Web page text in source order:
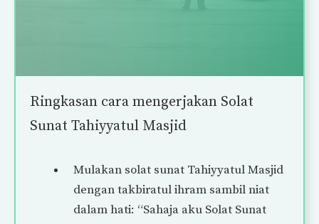
Ringkasan cara mengerjakan Solat
Sunat Tahiyyatul Masjid
Mulakan solat sunat Tahiyyatul Masjid
dengan takbiratul ihram sambil niat
dalam hati: “Sahaja aku Solat Sunat